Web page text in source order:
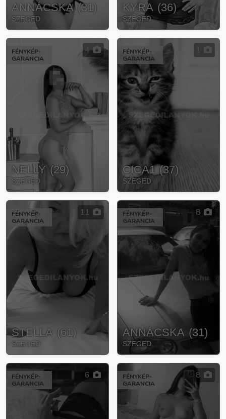
ANNÁCSKA (31)
SZEGED
KYRA (36)
SZEGED
FÉNYKÉP-
GARANCIA
4
NELLY (29)
SZEGED
FÉNYKÉP-
GARANCIA
CICA1 (37)
SZEGED
FÉNYKÉP-
GARANCIA
11
STELLA (61)
SZEGED
FÉNYKÉP-
GARANCIA
8
ANNÁCSKA (31)
SZEGED
FÉNYKÉP-
GARANCIA
6
FÉNYKÉP-
GARANCIA
8